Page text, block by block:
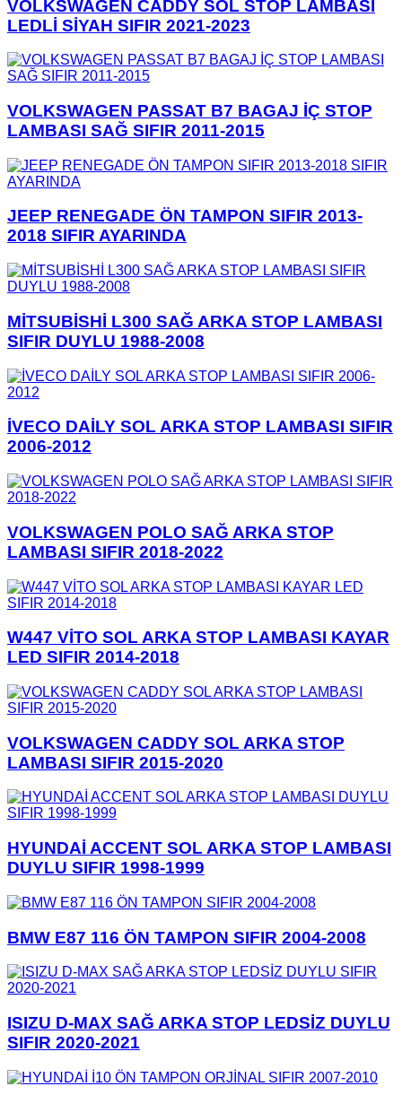
VOLKSWAGEN CADDY SOL STOP LAMBASI
LEDLİ SİYAH SIFIR 2021-2023
VOLKSWAGEN PASSAT B7 BAGAJ İÇ STOP
LAMBASI SAĞ SIFIR 2011-2015
JEEP RENEGADE ÖN TAMPON SIFIR 2013-
2018 SIFIR AYARINDA
MİTSUBİSHİ L300 SAĞ ARKA STOP LAMBASI
SIFIR DUYLU 1988-2008
İVECO DAİLY SOL ARKA STOP LAMBASI SIFIR
2006-2012
VOLKSWAGEN POLO SAĞ ARKA STOP
LAMBASI SIFIR 2018-2022
W447 VİTO SOL ARKA STOP LAMBASI KAYAR
LED SIFIR 2014-2018
VOLKSWAGEN CADDY SOL ARKA STOP
LAMBASI SIFIR 2015-2020
HYUNDAİ ACCENT SOL ARKA STOP LAMBASI
DUYLU SIFIR 1998-1999
BMW E87 116 ÖN TAMPON SIFIR 2004-2008
ISIZU D-MAX SAĞ ARKA STOP LEDSİZ DUYLU
SIFIR 2020-2021